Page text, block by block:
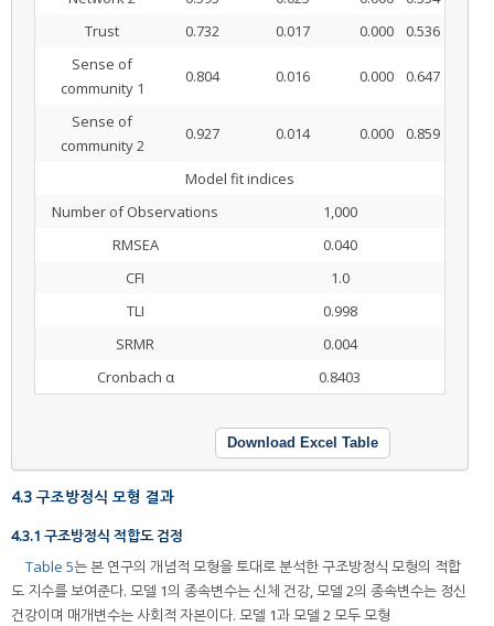
Trust
0.732 0.017 0.000
0.536
Sense of
community 1
0.804 0.016 0.000 0.647
Sense of
community 2
0.927 0.014 0.000 0.859
Model fit indices
Number of Observations
1,000
RMSEA
0.040
CFI
1.0
TLI
0.998
SRMR
0.004
Cronbach α
0.8403
Download Excel Table
4.3 구조방정식 모형 결과
4.3.1 구조방정식 적합도 검정
Table 5는 본 연구의 개념적 모형을 토대로 분석한 구조방정식 모형의 적합
도 지수를 보여준다. 모델 1의 종속변수는 신체 건강, 모델 2의 종속변수는 정신
건강이며 매개변수는 사회적 자본이다. 모델 1과 모델 2 모두 모형